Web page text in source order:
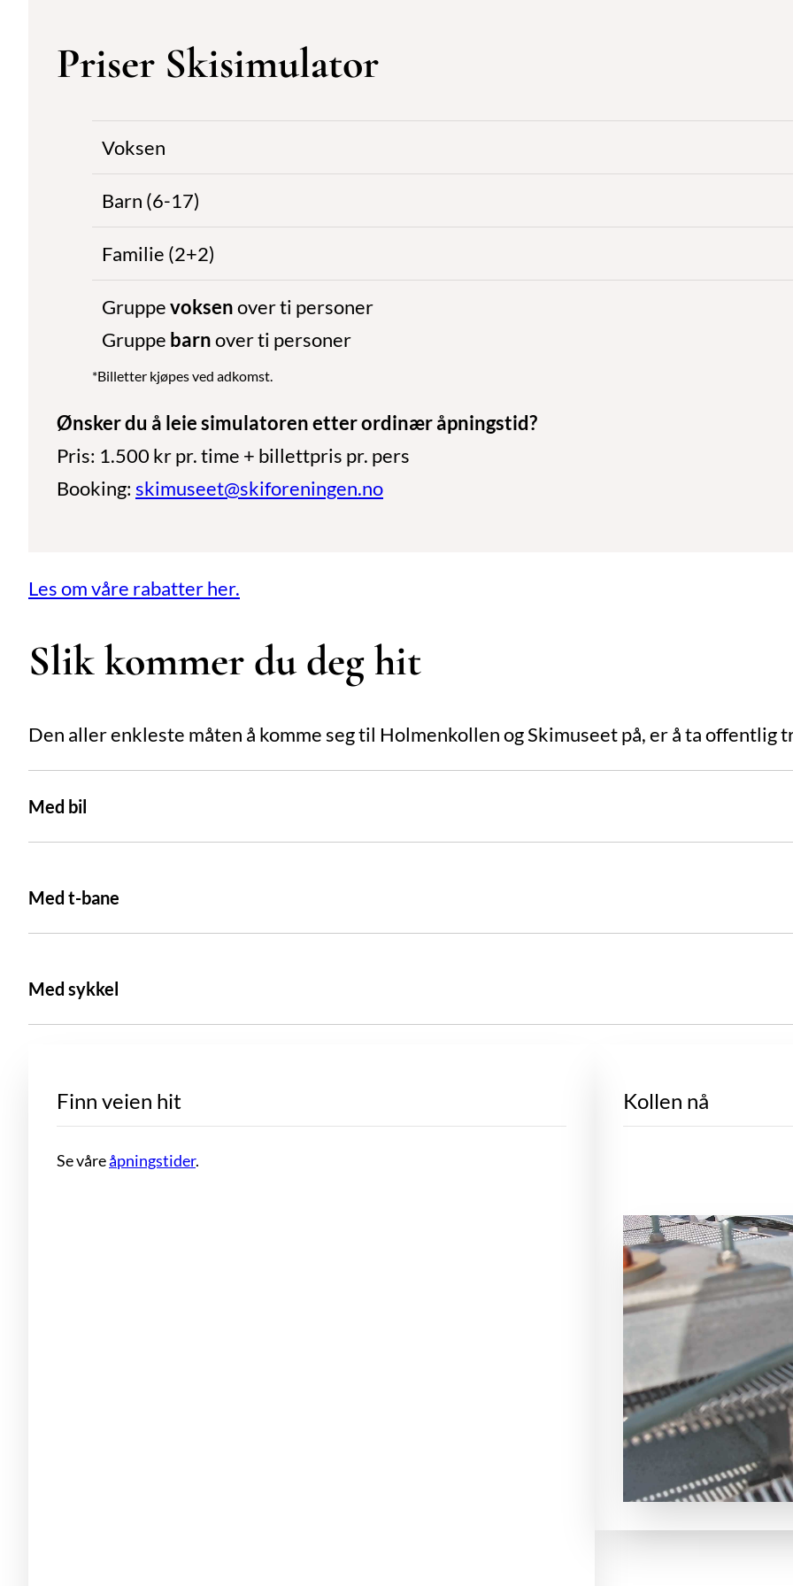
Priser Skisimulator
Voksen
Barn (6-17)
Familie (2+2)
Gruppevoksenover ti personer
Gruppe barnover ti personer
*Billetter kjøpes ved adkomst.
Ønsker du å leie simulatoren etter ordinær åpningstid?
Pris: 1.500 kr pr. time + billettpris pr. pers
Booking: skimuseet@skiforeningen.no
Les om våre rabatter her.
Slik kommer du deg hit
Den aller enkleste måten å komme seg til Holmenkollen og Skimuseet på, er å ta offentlig
Med bil
Med t-bane
Med sykkel
Finn veien hit
Se våreåpningstider.
Kollen nå